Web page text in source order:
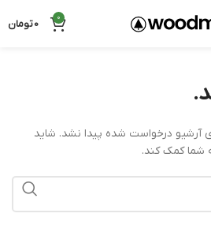
0
0تومان
آرشیو درخواست شده پیدا نشد. شاید
شما کمک کند.